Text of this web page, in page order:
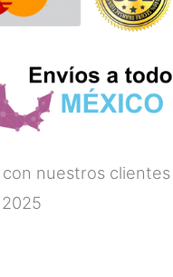
nuestros clientes